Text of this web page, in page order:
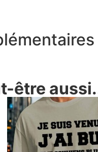
être